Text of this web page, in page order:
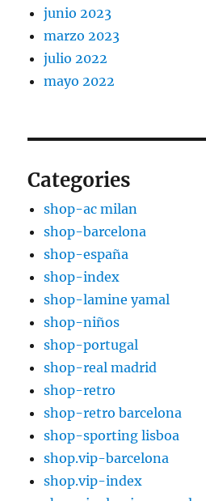
junio 2023
marzo 2023
julio 2022
mayo 2022
Categories
shop-ac milan
shop-barcelona
shop-españa
shop-index
shop-lamine yamal
shop-niños
shop-portugal
shop-real madrid
shop-retro
shop-retro barcelona
shop-sporting lisboa
shop.vip-barcelona
shop.vip-index